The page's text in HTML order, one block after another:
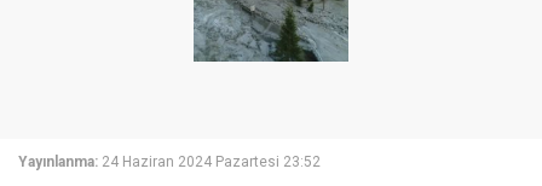
Yayınlanma: 24 Haziran 2024 Pazartesi 23:52